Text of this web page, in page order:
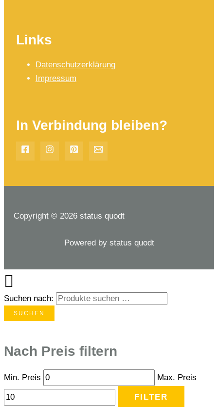
Links
Datenschutzerklärung
Impressum
In Verbindung bleiben?
Copyright © 2026 status quodt
Powered by status quodt
Suchen nach:
SUCHEN
Nach Preis filtern
Min. Preis Max. Preis
FILTER